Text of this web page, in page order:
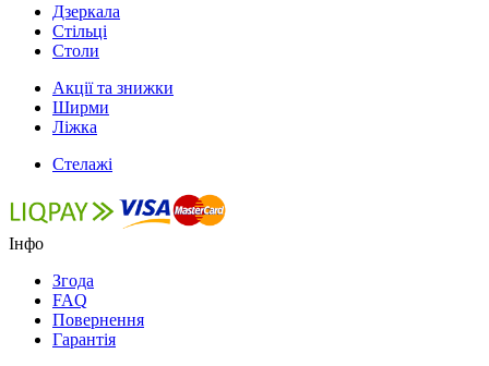
Дзеркала
Стільці
Столи
Акції та знижки
Ширми
Ліжка
Стелажі
Інфо
Згода
FAQ
Повернення
Гарантія